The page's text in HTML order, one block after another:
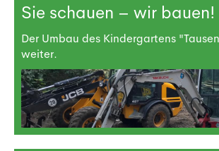
Sie schauen – wir bauen!
Der Umbau des Kindergartens
weiter.